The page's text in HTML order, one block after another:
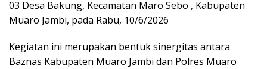
03 Desa Bakung, Kecamatan Maro Sebo , Kabupaten
Muaro Jambi, pada Rabu, 10/6/2026
Kegiatan ini merupakan bentuk sinergitas antara
Baznas Kabupaten Muaro Jambi dan Polres Muaro